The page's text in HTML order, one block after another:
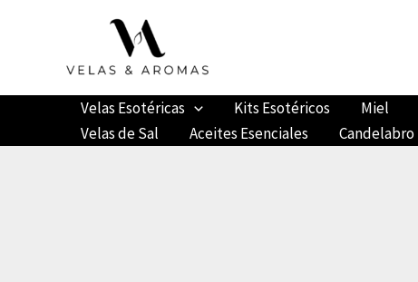
Velas Esotéricas Kits Esotéricos Miel
Velas de Sal
Aceites Esenciales Candelabro